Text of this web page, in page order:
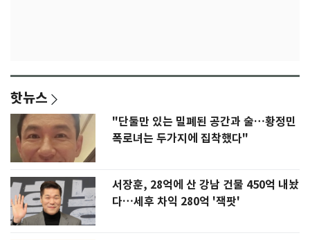
핫뉴스
"단둘만 있는 밀폐된 공간과 술…황정민
폭로녀는 두가지에 집착했다"
서장훈, 28억에 산 강남 건물 450억 내놨
다…세후 차익 280억 '잭팟'